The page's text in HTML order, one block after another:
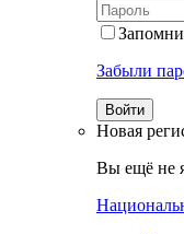
Забыли
Войти
Новая
Вы ещё не